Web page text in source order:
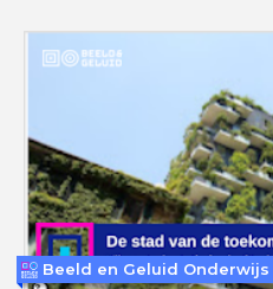
Beeld en Geluid Onderwijs